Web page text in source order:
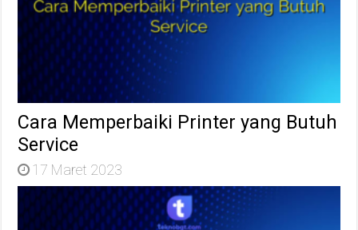
Cara Memperbaiki Printer yang Butuh
Service
17 Maret 2023